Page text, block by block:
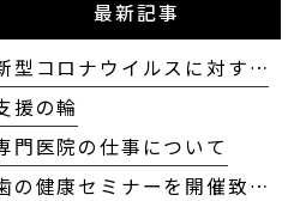
最新記事
型コロナウイルスに対す…
援の輪
門医院の仕事について
の健康セミナーを開催致…